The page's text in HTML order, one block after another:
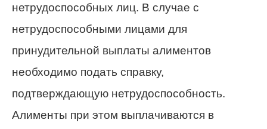
нетрудоспособных лиц. В случае с
нетрудоспособными лицами для
принудительной выплаты алиментов
необходимо подать справку,
подтверждающую нетрудоспособность.
Алименты при этом выплачиваются в